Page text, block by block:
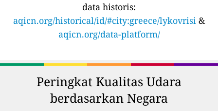
data historis:
aqicn.org/historical/id/#city:greece/lykovrisi &
aqicn.org/data-platform/
Peringkat Kualitas Udara
berdasarkan Negara